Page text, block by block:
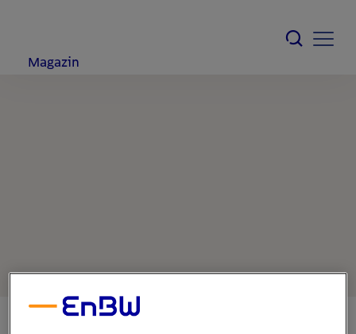
Magazin